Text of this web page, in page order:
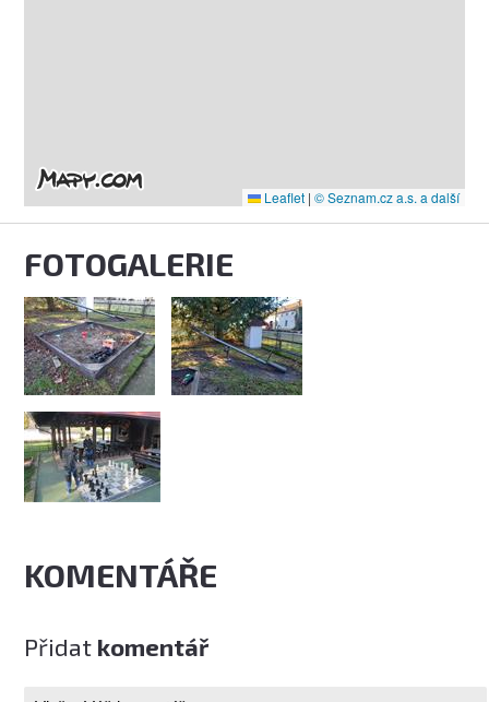
Leaflet | © Seznam.cz a.s. a další
FOTOGALERIE
KOMENTÁŘE
Přidat komentář